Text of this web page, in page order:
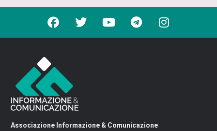
Associazione Informazione & Comunicazione